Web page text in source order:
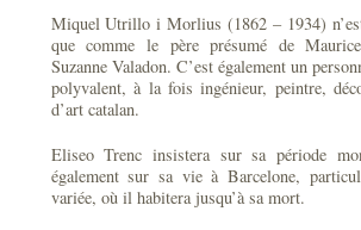
Miquel Utrillo i Morlius (1862 – 1934)
que comme le père présumé de
Suzanne Valadon. C’est également un
polyvalent, à la fois ingénieur, peintre,
d’art catalan.
Eliseo Trenc insistera sur sa période
également sur sa vie à Barcelone,
variée, où il habitera jusqu’à sa mort.